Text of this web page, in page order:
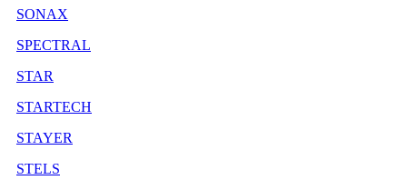
SONAX
SPECTRAL
STAR
STARTECH
STAYER
STELS